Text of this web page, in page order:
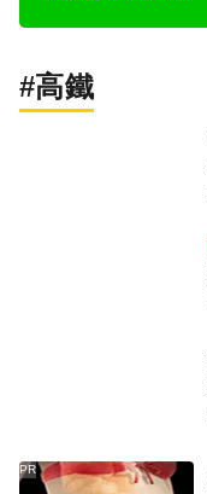
#高鐵
PR